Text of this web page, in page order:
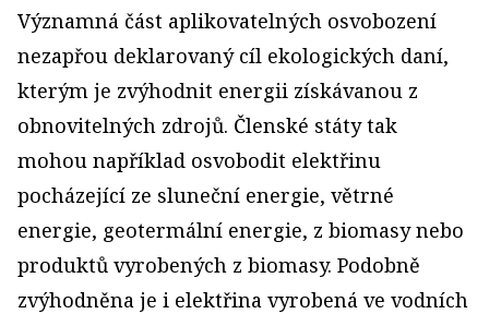
Významná část aplikovatelných osvobození
nezapřou deklarovaný cíl ekologických daní,
kterým je zvýhodnit energii získávanou z
obnovitelných zdrojů. Členské státy tak
mohou například osvobodit elektřinu
pocházející ze sluneční energie, větrné
energie, geotermální energie, z biomasy nebo
produktů vyrobených z biomasy. Podobně
zvýhodněna je i elektřina vyrobená ve vodních